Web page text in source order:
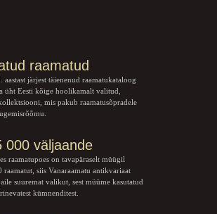
raamatud
aastast järjest täienenud raamatukataloog
üht Eesti kõige hoolikamalt valitud,
mis pakub raamatusõpradele
000 väljaande
raamatupoes on tavapäraselt müügil
raamatut, siis Vanaraamatu antikvariaat
suuremat valikut, sest müüme kasutatud
kümnenditest.